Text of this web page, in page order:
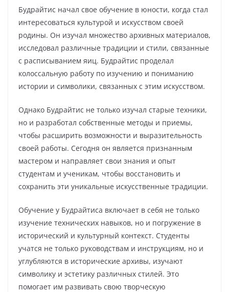
Будрайтис начал свое обучение в юности, когда стал
интересоваться культурой и искусством своей
родины. Он изучал множество архивных материалов,
исследовал различные традиции и стили, связанные
с расписыванием яиц. Будрайтис проделал
колоссальную работу по изучению и пониманию
истории и символики, связанных с этим искусством.
Однако Будрайтис не только изучал старые техники,
но и разработал собственные методы и приемы,
чтобы расширить возможности и выразительность
своей работы. Сегодня он является признанным
мастером и направляет свои знания и опыт
студентам и ученикам, чтобы восстановить и
сохранить эти уникальные искусственные традиции.
Обучение у Будрайтиса включает в себя не только
изучение технических навыков, но и погружение в
исторический и культурный контекст. Студенты
учатся не только руководствам и инструкциям, но и
углубляются в исторические архивы, изучают
символику и эстетику различных стилей. Это
помогает им развивать свою творческую